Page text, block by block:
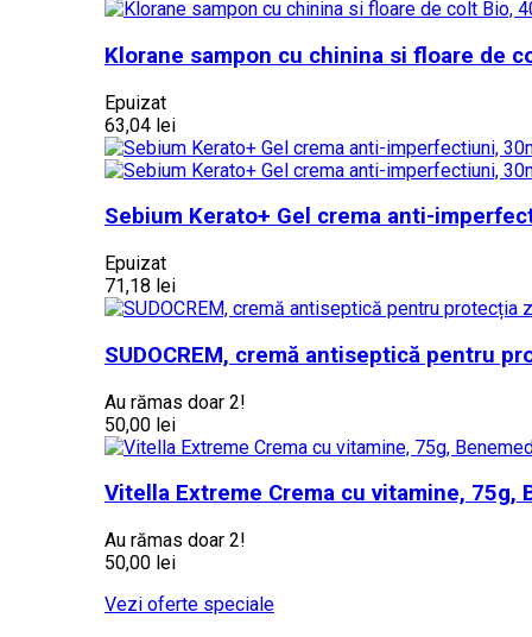
Klorane sampon cu chinina si floare de
Epuizat
63,04 lei
Sebium Kerato+ Gel crema anti-
Epuizat
71,18 lei
SUDOCREM, cremă antiseptică pentru
Au rămas doar 2!
50,00 lei
Vitella Extreme Crema cu vitamine, 75g,
Au rămas doar 2!
50,00 lei
Vezi oferte speciale